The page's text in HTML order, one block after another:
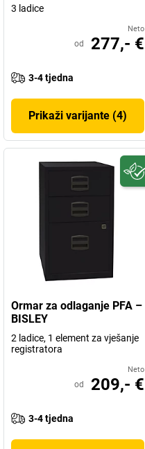
3 ladice
Neto
od 277,- €
3-4 tjedna
Prikaži varijante (4)
Ormar za odlaganje PFA –
BISLEY
2 ladice, 1 element za vješanje
registratora
Neto
od 209,- €
3-4 tjedna